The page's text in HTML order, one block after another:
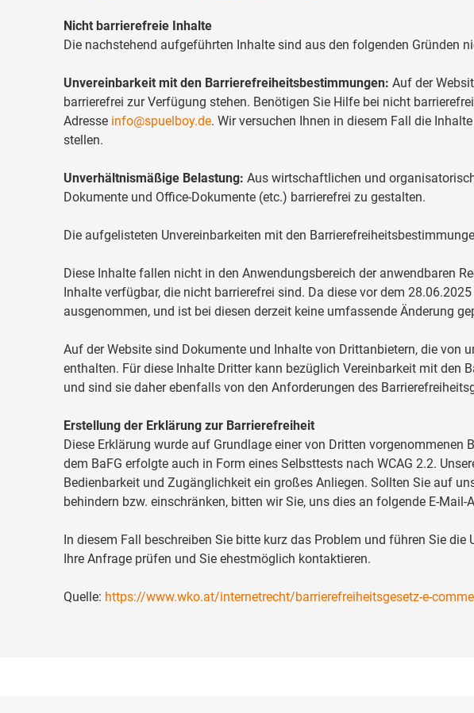
Nicht barrierefreie Inhalte
Die nachstehend aufgeführten Inhalte sind aus den folgenden Gründen
Unvereinbarkeit mit den Barrierefreiheitsbestimmungen: Auf der
barrierefrei zur Verfügung stehen. Benötigen Sie Hilfe bei nicht
Adresse info@spuelboy.de. Wir versuchen Ihnen in diesem Fall die
stellen.
Unverhältnismäßige Belastung: Aus wirtschaftlichen und
Dokumente und Office-Dokumente (etc.) barrierefrei zu gestalten.
Die aufgelisteten Unvereinbarkeiten mit den
Diese Inhalte fallen nicht in den Anwendungsbereich der anwendbaren
Inhalte verfügbar, die nicht barrierefrei sind. Da diese vor dem
ausgenommen, und ist bei diesen derzeit keine umfassende Änderung
Auf der Website sind Dokumente und Inhalte von Drittanbietern, die von
enthalten. Für diese Inhalte Dritter kann bezüglich Vereinbarkeit mit den
und sind sie daher ebenfalls von den Anforderungen des
Erstellung der Erklärung zur Barrierefreiheit
Diese Erklärung wurde auf Grundlage einer von Dritten
dem BaFG erfolgte auch in Form eines Selbsttests nach WCAG 2.2.
Bedienbarkeit und Zugänglichkeit ein großes Anliegen. Sollten Sie auf
behindern bzw. einschränken, bitten wir Sie, uns dies an folgende E-Mail-
In diesem Fall beschreiben Sie bitte kurz das Problem und führen Sie
Ihre Anfrage prüfen und Sie ehestmöglich kontaktieren.
Quelle: https://www.wko.at/internetrecht/barrierefreiheitsgesetz-e-